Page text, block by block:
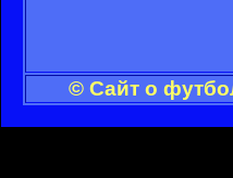
© Сайт о